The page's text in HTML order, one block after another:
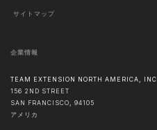
サイトマップ
企業情報
TEAM EXTENSION NORTH AMERICA, INC
156 2ND STREET
SAN FRANCISCO, 94105
アメリカ